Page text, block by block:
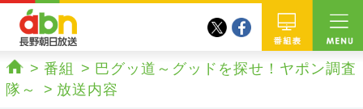
番組
twitterfacebook
ホーム
番組
巴グッ道～グッドを探せ！ヤポン調査
隊～
放送内容